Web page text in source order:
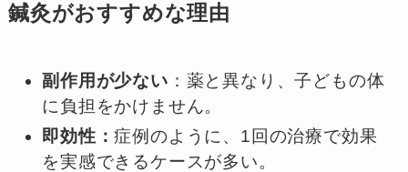
鍼灸がおすすめな理由
副作用が少ない ：薬と異なり、子どもの体
に負担をかけません。
即効性：症例のように、1回の治療で効果
を実感できるケースが多い。